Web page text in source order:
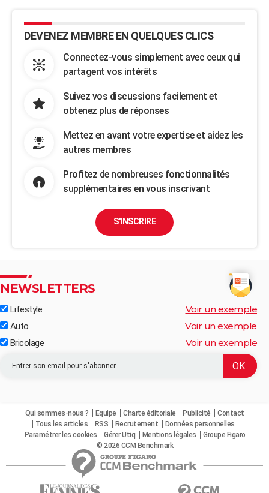
DEVENEZ MEMBRE EN QUELQUES CLICS
Connectez-vous simplement avec ceux qui
partagent vos intérêts
Suivez vos discussions facilement et
obtenez plus de réponses
Mettez en avant votre expertise et aidez les
autres membres
Profitez de nombreuses fonctionnalités
supplémentaires en vous inscrivant
S'INSCRIRE
NEWSLETTERS
Lifestyle Voir un exemple
Auto Voir un exemple
Bricolage Voir un exemple
Qui sommes-nous ? Equipe Charte éditoriale Publicité
Contact
Tous les articles
RSS Recrutement
Données personnelles
Paramétrer les cookies
Gérer Utiq Mentions légales
Groupe Figaro
© 2026 CCM Benchmark